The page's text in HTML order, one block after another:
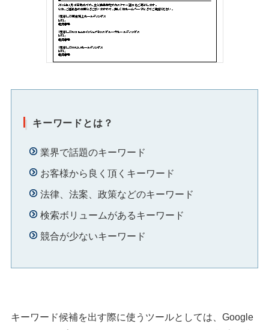
キーワードとは？
業界で話題のキーワード
お客様から良く頂くキーワード
法律、法案、政策などのキーワード
検索ボリュームがあるキーワード
競合が少ないキーワード
キーワード候補を出す際に使うツールとしては、Google